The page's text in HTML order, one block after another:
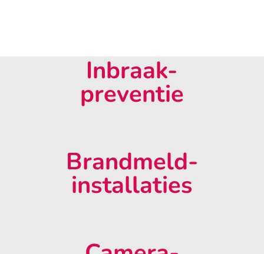
Inbraak-
preventie
Brandmeld-
installaties